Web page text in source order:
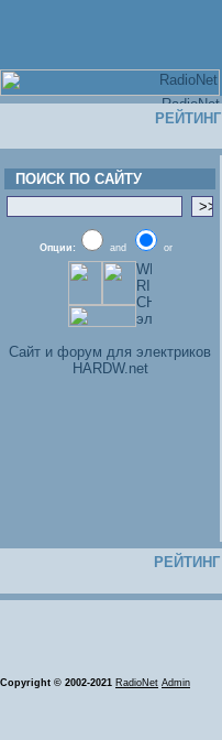
РЕЙТИНГ
ПОИСК ПО САЙТУ
Опции: and or
Cайт и форум для электриков
HARDW.net
РЕЙТИНГ
Copyright © 2002-2021 RadioNet Admin